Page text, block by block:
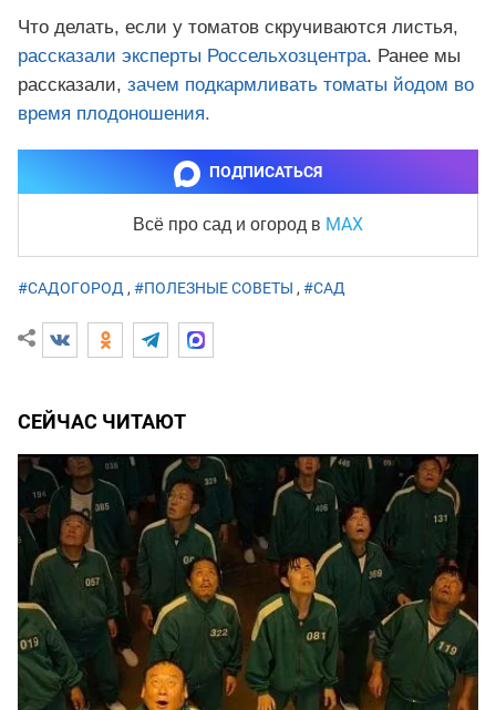
Что делать, если у томатов скручиваются листья,
рассказали эксперты Россельхозцентра. Ранее мы
рассказали, зачем подкармливать томаты йодом во
время плодоношения.
ПОДПИСАТЬСЯ
Всё про сад и огород в MAX
#САДОГОРОД, #ПОЛЕЗНЫЕ СОВЕТЫ , #САД
СЕЙЧАС ЧИТАЮТ